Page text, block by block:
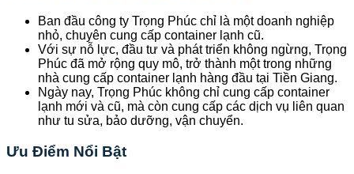
Ban đầu công ty Trọng Phúc chỉ là một doanh nghiệp
nhỏ, chuyên cung cấp container lạnh cũ.
Với sự nỗ lực, đầu tư và phát triển không ngừng, Trọng
Phúc đã mở rộng quy mô, trở thành một trong những
nhà cung cấp container lạnh hàng đầu tại Tiền Giang.
Ngày nay, Trọng Phúc không chỉ cung cấp container
lạnh mới và cũ, mà còn cung cấp các dịch vụ liên quan
như tu sửa, bảo dưỡng, vận chuyển.
Ưu Điểm Nổi Bật